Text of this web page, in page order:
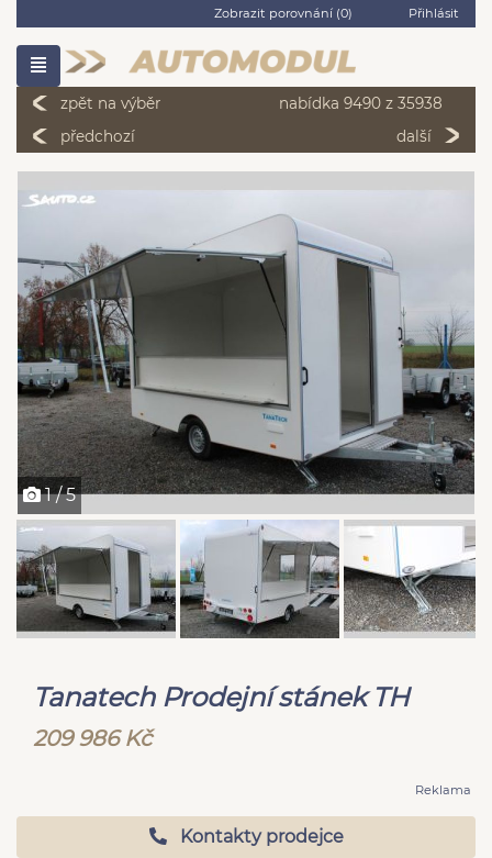
Zobrazit porovnání (0) Přihlásit
zpět na výběr
nabídka 9490 z 35938
předchozí
další
1 / 5
Tanatech Prodejní stánek TH
209 986 Kč
Reklama
Kontakty prodejce